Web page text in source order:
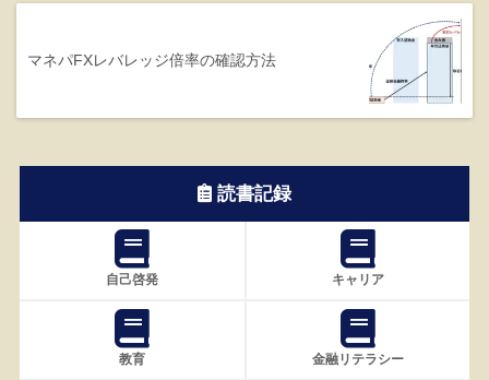
マネパFXレバレッジ倍率の確認方法
読書記録
自己啓発 キャリア
教育 金融リテラシー